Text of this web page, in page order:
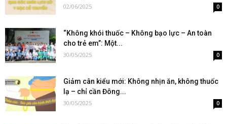
02/06/2025 0
“Không khói thuốc – Không bạo lực – An toàn
cho trẻ em”: Một...
30/05/2025 0
Giảm cân kiểu mới: Không nhịn ăn, không thuốc
lạ – chỉ cần Đông...
30/05/2025 0